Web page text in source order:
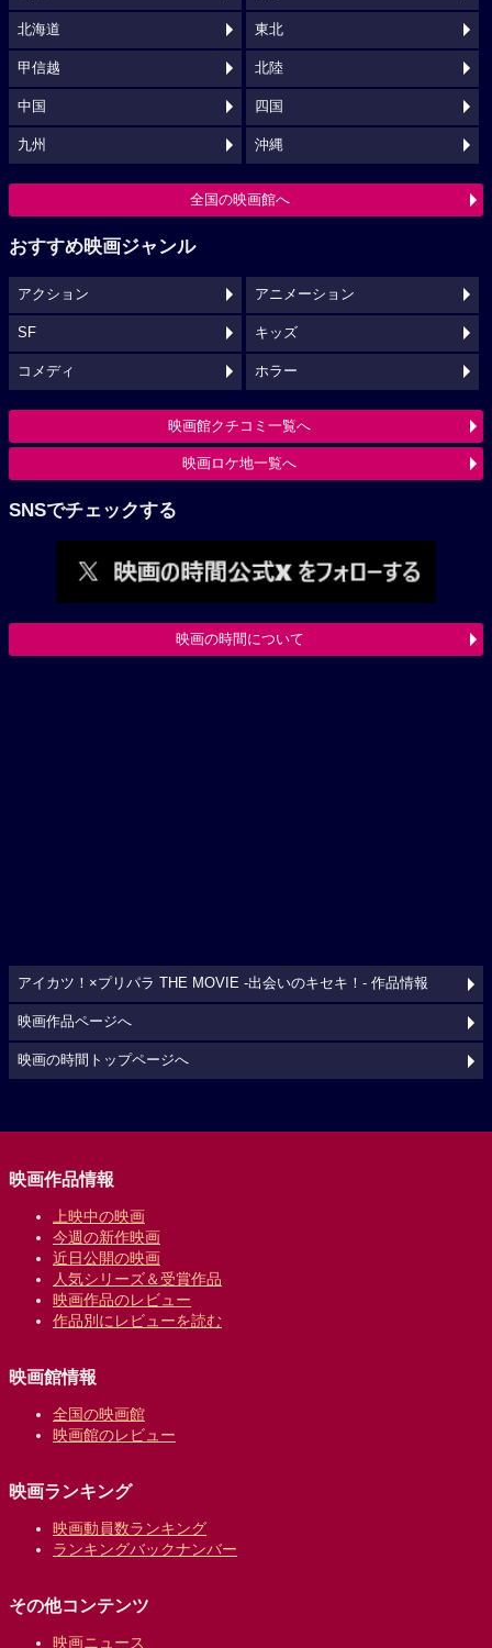
北海道 東北
甲信越 北陸
中国 四国
九州 沖縄
全国の映画館へ
おすすめ映画ジャンル
アクション アニメーション
SF キッズ
コメディ ホラー
映画館クチコミ一覧へ
映画ロケ地一覧へ
SNSでチェックする
映画の時間について
アイカツ！×プリパラ THE MOVIE -出会いのキセキ！- 作品情報
映画作品ページへ
映画の時間トップページへ
映画作品情報
上映中の映画
今週の新作映画
近日公開の映画
人気シリーズ＆受賞作品
映画作品のレビュー
作品別にレビューを読む
映画館情報
全国の映画館
映画館のレビュー
映画ランキング
映画動員数ランキング
ランキングバックナンバー
その他コンテンツ
映画ニュース